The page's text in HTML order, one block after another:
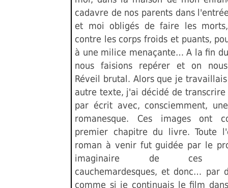
cadavre de nos parents dans
et moi obligés de faire les
contre les corps froids et puants,
à une milice menaçante… A la fin
nous faisions repérer et on
Réveil brutal. Alors que je
autre texte, j'ai décidé de transcrire
par écrit avec, consciemment,
romanesque. Ces images ont
premier chapitre du livre. Toute
roman à venir fut guidée par le
imaginaire de ces
cauchemardesques, et donc… par
comme si je continuais le film